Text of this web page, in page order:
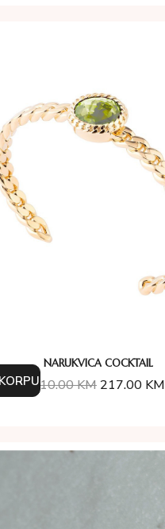
NARUKVICA COCKTAIL
310.00KM 217.00 KM